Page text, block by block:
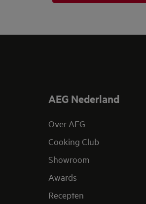
AEG Nederland
Over AEG
Cooking Club
Showroom
Awards
Recepten